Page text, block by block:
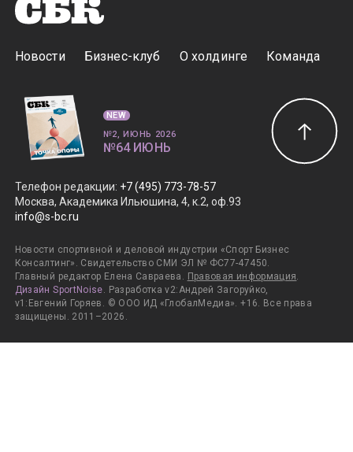
Новости Бизнес-клуб О холдинге Команда
Телефон редакции: +7 (495) 773-78-57
Москва, Академика Ильюшина, 4, к.2, оф.93
info@s-bc.ru
Новости спортивной и деловой индустрии «Спорт Бизнес
Консалтинг». Свидетельство СМИ ЭЛ № ФС77-47450.
Главный редактор Елена Савраева. Правовая информация.
Дизайн SportNoise. Разработка v2:Андрей Загоруйко,
v1:Евгений Горяев. © ООО ИД «ГлобалМедиа». +16. Все права
защищены. 2011–2026.
NEW
№2, ИЮНЬ 2026
№64 ИЮНЬ